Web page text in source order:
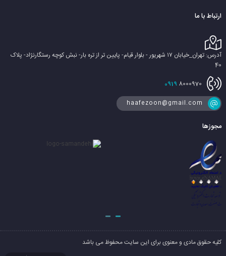
ارتباط با ما
آدرس: تهران_خیابان ۱۷ شهریور - بلوار قیام- پایین تر از تره بار- نبش کوچه رستگارنژاد- پلاک
40
0919 8000970
haafezoon@gmail.com
مجوزها
کلیه حقوق مادی و معنوی برای این سایت محفوظ می باشد